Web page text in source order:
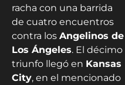
racha con una barrida
de cuatro encuentros
contra los Angelinos de
Los Ángeles. El décimo
triunfo llegó en Kansas
City, en el mencionado